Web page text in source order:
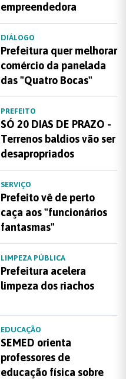
empreendedora
DIÁLOGO
Prefeitura quer melhorar
comércio da panelada
das "Quatro Bocas"
PREFEITO
SÓ 20 DIAS DE PRAZO -
Terrenos baldios vão ser
desapropriados
SERVIÇO
Prefeito vê de perto
caça aos "funcionários
fantasmas"
LIMPEZA PÚBLICA
Prefeitura acelera
limpeza dos riachos
EDUCAÇÃO
SEMED orienta
professores de
educação física sobre